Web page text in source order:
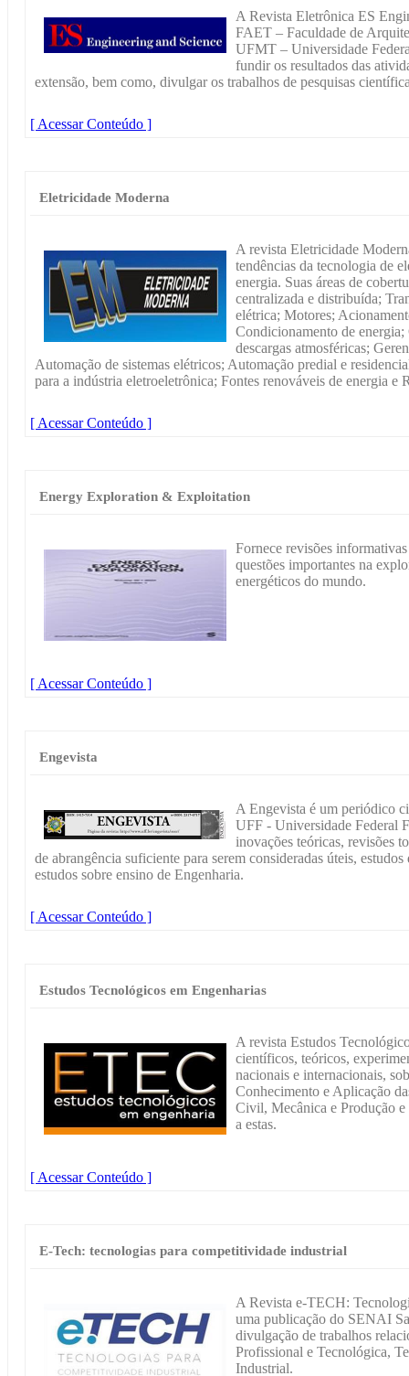
A Revista Eletrônica ES
FAET – Faculdade de
UFMT – Universidade
fundir os resultados das
extensão, bem como, divulgar os trabalhos de pesquisas
[ Acessar Conteúdo ]
Eletricidade Moderna
A revista Eletricidade
tendências da tecnologia de
energia. Suas áreas de
centralizada e distribuída;
elétrica; Motores;
Condicionamento de
descargas atmosféricas;
Automação de sistemas elétricos; Automação predial e
para a indústria eletroeletrônica; Fontes renováveis de energia e
[ Acessar Conteúdo ]
Energy Exploration & Exploitation
Fornece revisões
questões importantes na
energéticos do mundo.
[ Acessar Conteúdo ]
Engevista
A Engevista é um periódico
UFF - Universidade Federal
inovações teóricas, revisões
de abrangência suficiente para serem consideradas úteis,
estudos sobre ensino de Engenharia.
[ Acessar Conteúdo ]
Estudos Tecnológicos em Engenharias
A revista Estudos
científicos, teóricos,
nacionais e internacionais,
Conhecimento e Aplicação
Civil, Mecânica e Produção e
a estas.
[ Acessar Conteúdo ]
E-Tech: tecnologias para competitividade industrial
A Revista e-TECH:
uma publicação do SENAI
divulgação de trabalhos
Profissional e Tecnológica,
Industrial.